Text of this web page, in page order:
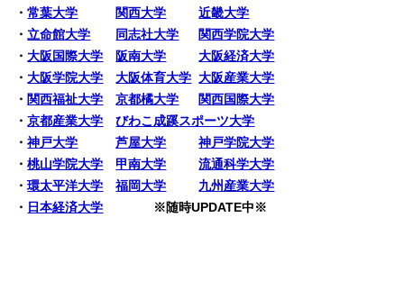
・常葉大学 関西大学
近畿大学
・立命館大学 同志社大学
関西学院大学
・大阪国際大学 阪南大学
大阪経済大学
・大阪学院大学 大阪体育大学 大阪産業大学
・ 関西福祉大学 京都橘大学
関西国際大学
・京都産業大学
びわこ成蹊スポーツ大学
・神戸大学 芦屋大学
神戸学院大学
・桃山学院大学 甲南大学
流通科学大学
・環太平洋大学 福岡大学
九州産業大学
・ 日本経済大学 ※随時UPDATE中※